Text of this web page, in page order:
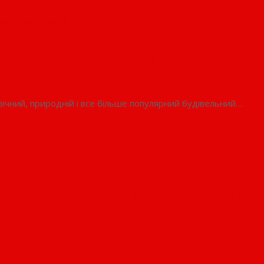
природній і все більше популярний будівельний…